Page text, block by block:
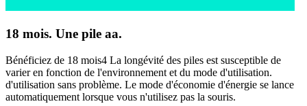
18 mois. Une pile aa.
Bénéficiez de 18 mois4 La longévité des piles est susceptible de
varier en fonction de l'environnement et du mode d'utilisation.
d'utilisation sans problème. Le mode d'économie d'énergie se lance
automatiquement lorsque vous n'utilisez pas la souris.